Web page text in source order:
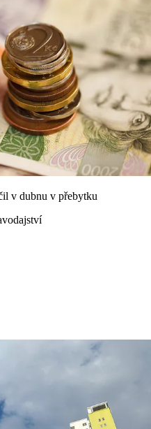
v dubnu v přebytku